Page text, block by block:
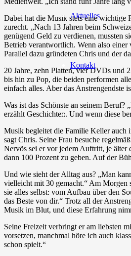
Aktuelles
Kontakt
Dabei hat die Musik stets eine wichtige
zurecht. „Nach 13 Jahren beim
genügend Geld zu verdienen, mussten
Betrieb verantwortlich. Wenn also einer
Parallel dazu gründeten Chris und der
20 Jahre, zehn Platten, vier DVDs und
bis hin zu Pop, die beiden performen
einfach alles. Aber das Anstrengendste
Was ist das Schönste an seinem
erzählt Geschichten. Und wenn diese
Musik begleitet die Familie Keller auch
sagt Chris. Seine Frau besuche
Nervös sei er vor jedem Auftritt, je älter
dann 100 Prozent zu geben. Auf der
Und wie sieht der Alltag aus? „Man
vielleicht mit 30 gemacht.“ Am Morgen
sie alles selbst: vom Aufbau über den
das Beste von dir.“ Trotz all der
Musik im Blut, und diese Erfahrung
Seine Freizeit verbringt er am liebsten
vorsetzen, manchmal höre ich auch
schon spielt.“